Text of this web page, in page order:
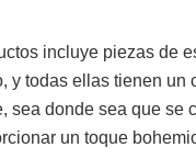
incluye piezas de
y todas ellas tienen un
sea donde sea que se
un toque